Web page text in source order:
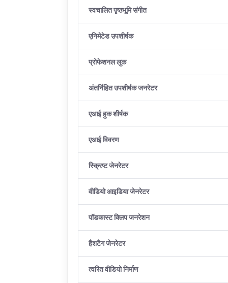
स्वचालित पृष्ठभूमि संगीत
एनिमेटेड उपशीर्षक
प्रोफेशनल लुक
अंतर्निहित उपशीर्षक जनरेटर
एआई हुक शीर्षक
एआई विवरण
स्क्रिप्ट जेनरेटर
वीडियो आइडिया जेनरेटर
पॉडकास्ट क्लिप जनरेशन
हैशटैग जेनरेटर
त्वरित वीडियो निर्माण